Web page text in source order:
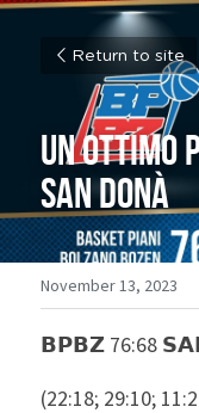
Return to site
Un ottimo
San Donà
November 13, 2023
𝗕𝗣𝗕𝗭 76:68
(22:18; 29:10;